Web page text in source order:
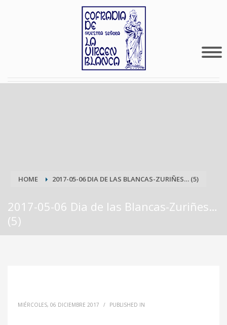
HOME 2017-05-06 DIA DE LAS BLANCAS-ZURIÑES… (5)
2017-05-06 Dia de las Blancas-Zuriñes…
(5)
MIÉRCOLES, 06 DICIEMBRE 2017 / PUBLISHED IN